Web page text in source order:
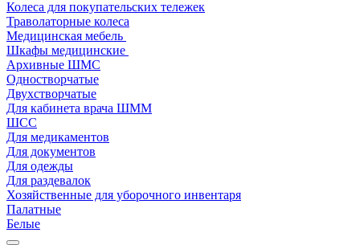
Колеса для покупательских тележек
Траволаторные колеса
Медицинская мебель
Шкафы медицинские
Архивные ШМС
Одностворчатые
Двухстворчатые
Для кабинета врача ШММ
ШСС
Для медикаментов
Для документов
Для одежды
Для раздевалок
Хозяйственные для уборочного инвентаря
Палатные
Белые